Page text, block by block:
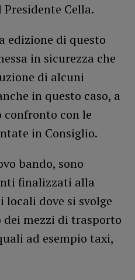
Cella.
edizione di questo
in sicurezza che
di alcuni
in questo caso, a
con le
in Consiglio.
bando, sono
finalizzati alla
locali dove si svolge
mezzi di trasporto
ad esempio taxi,